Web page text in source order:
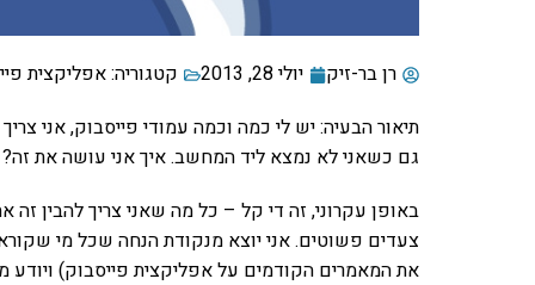
רן בר-זיק יולי 28, 2013 קטגוריה:אפליקצית
תיאור הבעיה: יש לי כמה וכמה עמודי פייסבוק, אני
גם כשאני לא נמצא ליד המחשב. איך אני עושה את זה?
צעדים פשוטים. אני יוצא מנקודת הנחה שכל מי